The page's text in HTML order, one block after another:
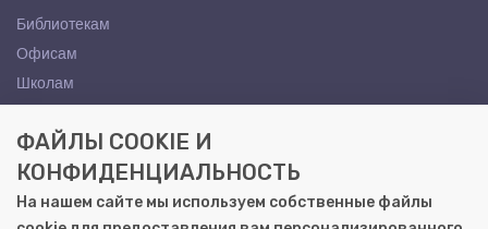
Библиотекам
Офисам
Школам
КОНТАКТЫ
Саратов, ул. Осипова, 10А
+7 (8452) 72-65-65
ФАЙЛЫ COOKIE И
КОНФИДЕНЦИАЛЬНОСТЬ
На нашем сайте мы используем собственные файлы